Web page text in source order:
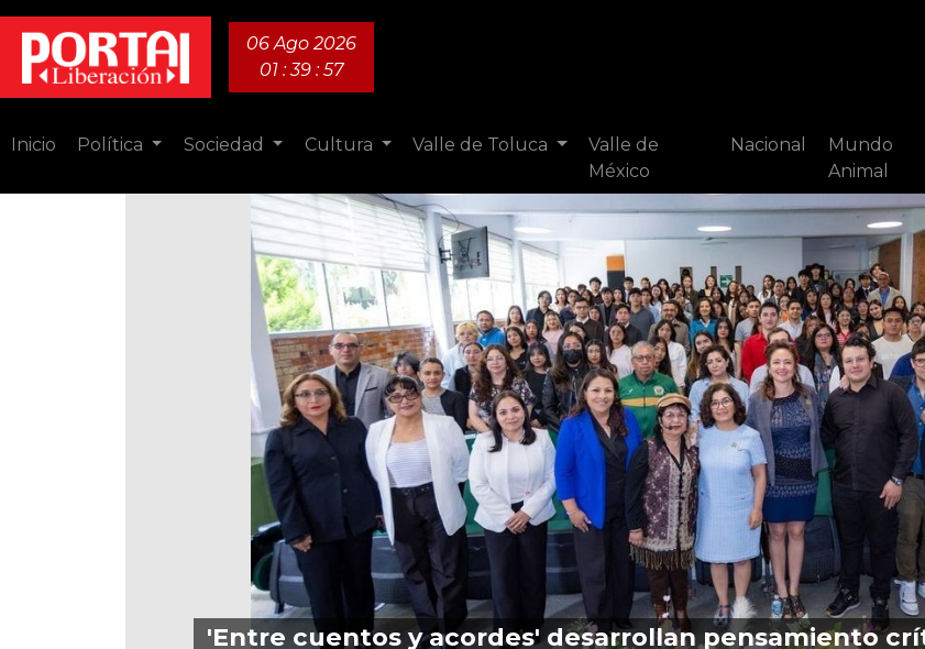
06 Ago 2026
01 : 39 : 58
Inicio Política Sociedad Cultura Valle de Toluca
Valle de
México
Nacional
Mundo
Animal
'Entre cuentos y acordes' desarrollan pensamiento